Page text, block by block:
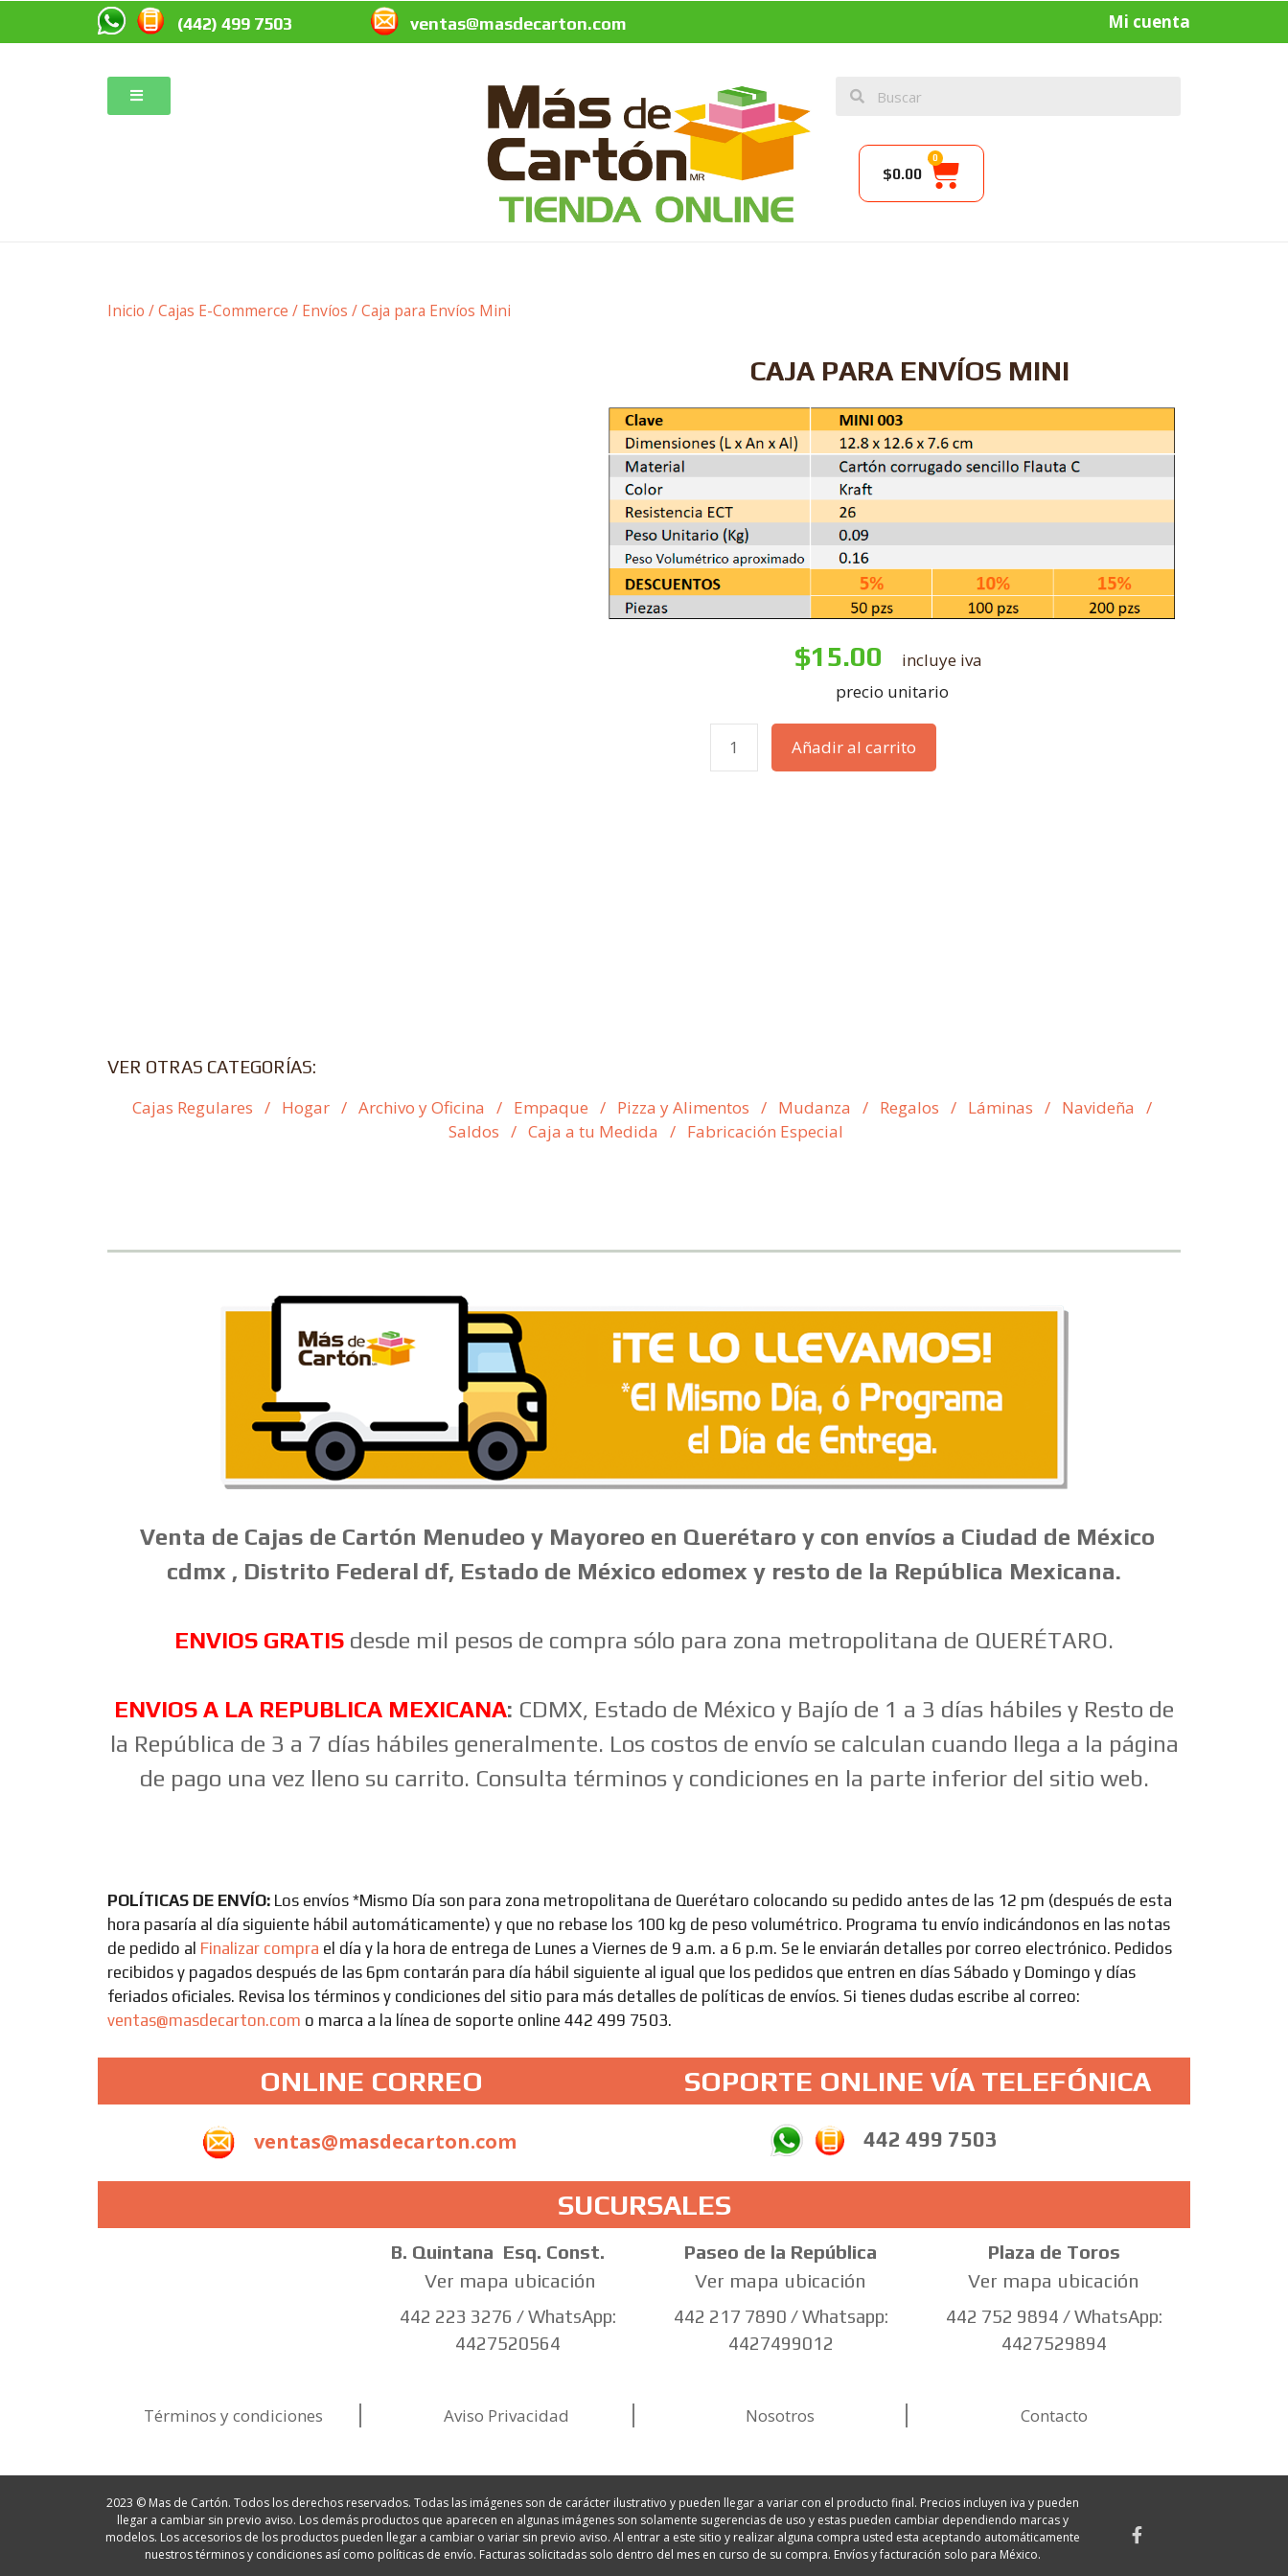
(442) 499 7503 ventas@masdecarton.com Mi cuenta
$0.00
0
Inicio /Cajas E-Commerce / Envíos / Caja para Envíos Mini
CAJA PARA ENVÍOS MINI
$15.00
incluye iva
precio unitario
Añadir al carrito
VER OTRAS CATEGORÍAS:
Cajas Regulares / Hogar / Archivo y Oficina / Empaque / Pizza y Alimentos / Mudanza / Regalos / Láminas / Navideña /
Saldos / Caja a tu Medida / Fabricación Especial
Venta de Cajas de Cartón Menudeo y Mayoreo en Querétaro y con envíos a Ciudad de México
cdmx , Distrito Federal df, Estado de México edomex y resto de la República Mexicana.
ENVIOS GRATIS desde mil pesos de compra sólo para zona metropolitana de QUERÉTARO.
ENVIOS A LA REPUBLICA MEXICANA: CDMX, Estado de México y Bajío de 1 a 3 días hábiles y Resto de
la República de 3 a 7 días hábiles generalmente. Los costos de envío se calculan cuando llega a la página
de pago una vez lleno su carrito. Consulta términos y condiciones en la parte inferior del sitio web.
POLÍTICAS DE ENVÍO: Los envíos *Mismo Día son para zona metropolitana de Querétaro colocando su pedido antes de las 12 pm (después de esta
hora pasaría al día siguiente hábil automáticamente) y que no rebase los 100 kg de peso volumétrico. Programa tu envío indicándonos en las notas
de pedido al Finalizar compra el día y la hora de entrega de Lunes a Viernes de 9 a.m. a 6 p.m. Se le enviarán detalles por correo electrónico. Pedidos
recibidos y pagados después de las 6pm contarán para día hábil siguiente al igual que los pedidos que entren en días Sábado y Domingo y días
feriados oficiales. Revisa los términos y condiciones del sitio para más detalles de políticas de envíos. Si tienes dudas escribe al correo:
ventas@masdecarton.com o marca a la línea de soporte online 442 499 7503.
ONLINE CORREO SOPORTE ONLINE VÍA TELEFÓNICA
ventas@masdecarton.com 442 499 7503
SUCURSALES
B. Quintana Esq. Const.
Ver mapa ubicación
442 223 3276 / WhatsApp:
4427520564
Paseo de la República
Ver mapa ubicación
442 217 7890 / Whatsapp:
4427499012
Plaza de Toros
Ver mapa ubicación
442 752 9894 / WhatsApp:
4427529894
Términos y condiciones Aviso Privacidad Nosotros Contacto
2023 © Mas de Cartón. Todos los derechos reservados. Todas las imágenes son de carácter ilustrativo y pueden llegar a variar con el producto final. Precios incluyen iva y pueden
llegar a cambiar sin previo aviso. Los demás productos que aparecen en algunas imágenes son solamente sugerencias de uso y estas pueden cambiar dependiendo marcas y
modelos. Los accesorios de los productos pueden llegar a cambiar o variar sin previo aviso. Al entrar a este sitio y realizar alguna compra usted esta aceptando automáticamente
nuestros términos y condiciones así como políticas de envío. Facturas solicitadas solo dentro del mes en curso de su compra. Envíos y facturación solo para México.